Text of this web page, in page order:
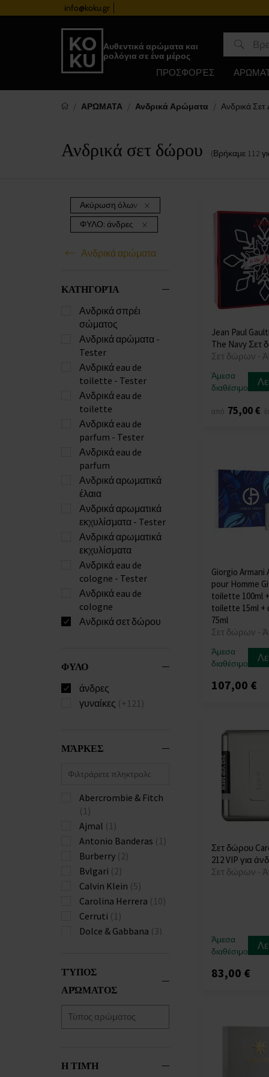
info@koku.gr
Αυθεντικά αρώματα και
ρολόγια σε ένα μέρος
ΠΡΟΣΦΟΡΈΣ
ΑΡΩΜΑΤΑ Ανδρικά Αρώματα Ανδρικά
Ανδρικά σετ δώρου (Βρήκαμε 112
Ακύρωση όλων των φίλτρων
ΦΥΛΟ: άνδρες
Ανδρικά αρώματα
ΚΑΤΗΓΟΡΊΑ
Ανδρικά σπρέι
σώματος
Ανδρικά αρώματα -
Tester
Ανδρικά eau de
toilette - Tester
Ανδρικά eau de
toilette
Ανδρικά eau de
parfum - Tester
Ανδρικά eau de
parfum
Ανδρικά αρωματικά
έλαια
Ανδρικά αρωματικά
εκχυλίσματα - Tester
Ανδρικά αρωματικά
εκχυλίσματα
Ανδρικά eau de
cologne - Tester
Ανδρικά eau de
cologne
Ανδρικά σετ δώρου
ΦΥΛΟ
άνδρες
γυναίκες (+121)
ΜΆΡΚΕΣ
Abercrombie & Fitch
(1)
Ajmal (1)
Antonio Banderas (1)
Burberry (2)
Bvlgari (2)
Calvin Klein (5)
Carolina Herrera (10)
Cerruti (1)
Dolce & Gabbana (3)
Guerlain
Hermes(6)
Hugo Boss(8)
Iceberg(2)
Jimmy Choo
ΤΎΠΟΣ
ΑΡΏΜΑΤΟΣ
Η ΤΙΜΉ
Jean Paul
The Navy Σετ
Σετ δώρων -
Άμεσα
διαθέσιμο
από 75,00 €
Giorgio Armani
pour Homme
toilette 100ml
toilette 15ml +
75ml
Σετ δώρων -
Άμεσα
διαθέσιμο
107,00 €
Σετ δώρου
212 VIP για
Σετ δώρων -
Άμεσα
διαθέσιμο
83,00 €